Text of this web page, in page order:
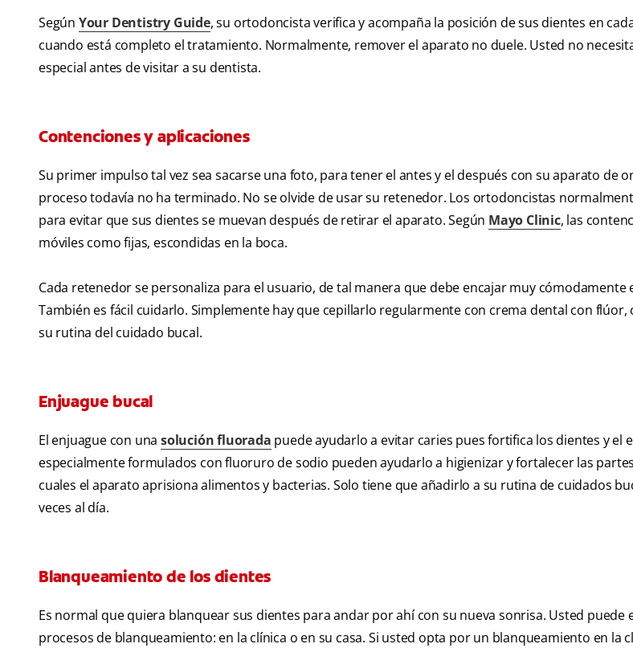
Según Your Dentistry Guide, su ortodoncista verifica y acompaña la posición de sus dientes en
cuando está completo el tratamiento. Normalmente, remover el aparato no duele. Usted no
especial antes de visitar a su dentista.
Contenciones y aplicaciones
Su primer impulso tal vez sea sacarse una foto, para tener el antes y el después con su aparato de
proceso todavía no ha terminado. No se olvide de usar su retenedor. Los ortodoncistas
para evitar que sus dientes se muevan después de retirar el aparato. Según Mayo Clinic, las
móviles como fijas, escondidas en la boca.
Cada retenedor se personaliza para el usuario, de tal manera que debe encajar muy cómodamente
También es fácil cuidarlo. Simplemente hay que cepillarlo regularmente con crema dental con
su rutina del cuidado bucal.
Enjuague bucal
El enjuague con una solución fluorada puede ayudarlo a evitar caries pues fortifica los dientes y el
especialmente formulados con fluoruro de sodio pueden ayudarlo a higienizar y fortalecer las
cuales el aparato aprisiona alimentos y bacterias. Solo tiene que añadirlo a su rutina de cuidados
veces al día.
Blanqueamiento de los dientes
Es normal que quiera blanquear sus dientes para andar por ahí con su nueva sonrisa. Usted puede
procesos de blanqueamiento: en la clínica o en su casa. Si usted opta por un blanqueamiento en la